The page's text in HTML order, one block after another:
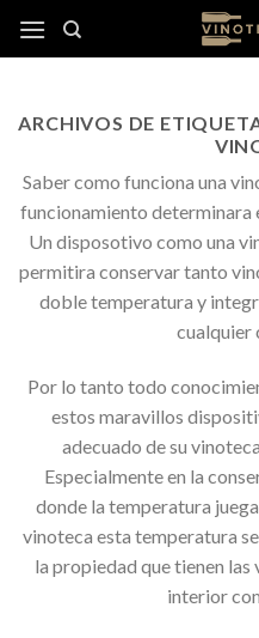
ARCHIVOS DE
Saber como funciona una
funcionamiento determinara
Un disposotivo como una
permitira conservar tanto
doble temperatura y
cualquier
Por lo tanto todo
estos maravillos
adecuado de su
Especialmente en la
donde la temperatura
vinoteca esta temperatura
la propiedad que tienen
interior